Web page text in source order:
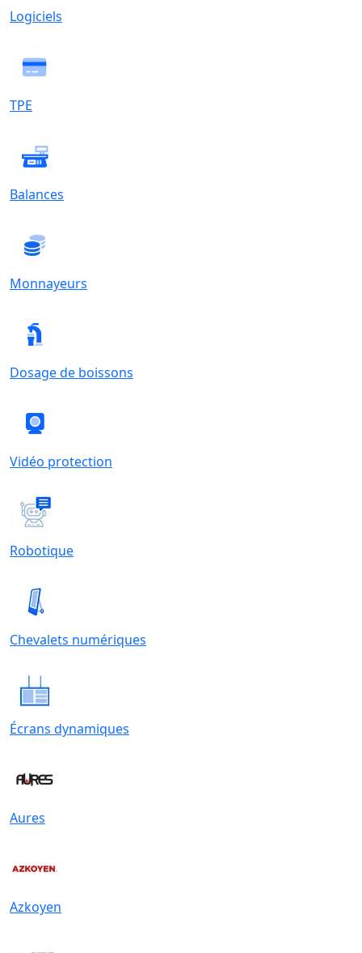
Logiciels
TPE
Balances
Monnayeurs
Dosage de boissons
Vidéo protection
Robotique
Chevalets numériques
Écrans dynamiques
Aures
Azkoyen